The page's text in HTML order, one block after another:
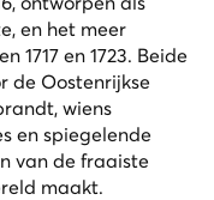
en het meer
1717 en 1723. Beide
de Oostenrijkse
wiens
en spiegelende
van de fraaiste
maakt.